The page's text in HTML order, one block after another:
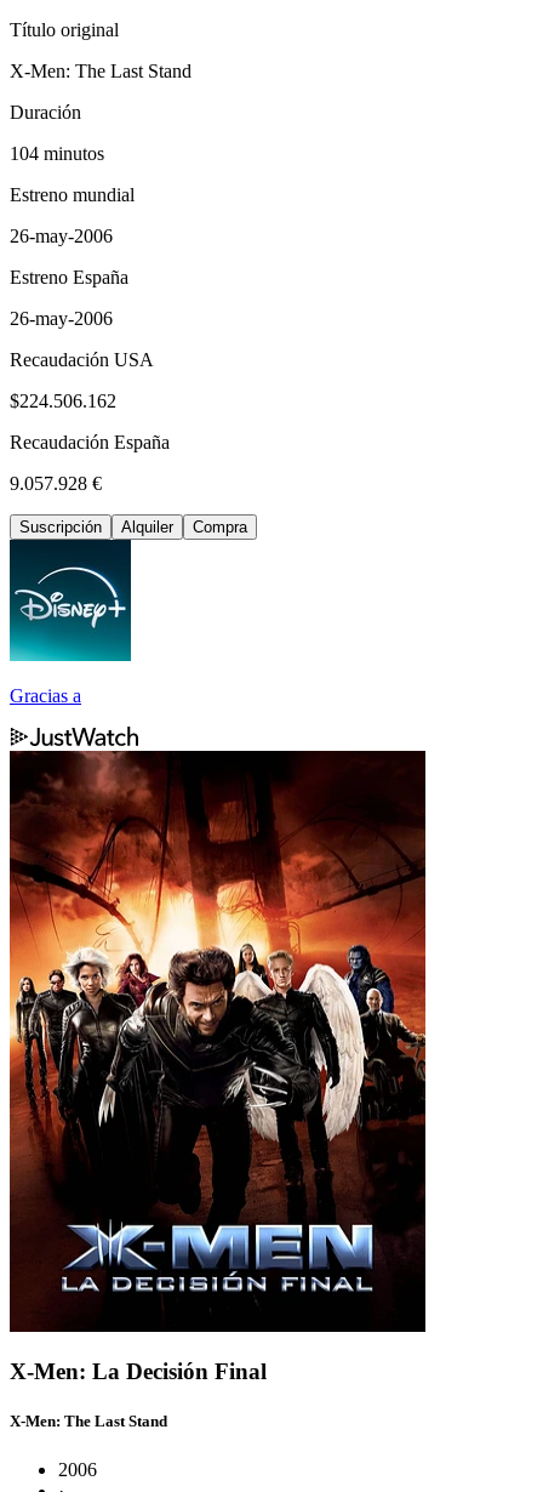
Título original
X-Men: The Last Stand
Duración
104 minutos
Estreno mundial
26-may-2006
Estreno España
26-may-2006
Recaudación USA
$224.506.162
Recaudación España
9.057.928 €
Suscripción Alquiler Compra
Gracias a
X-Men: La Decisión Final
X-Men: The Last Stand
2006